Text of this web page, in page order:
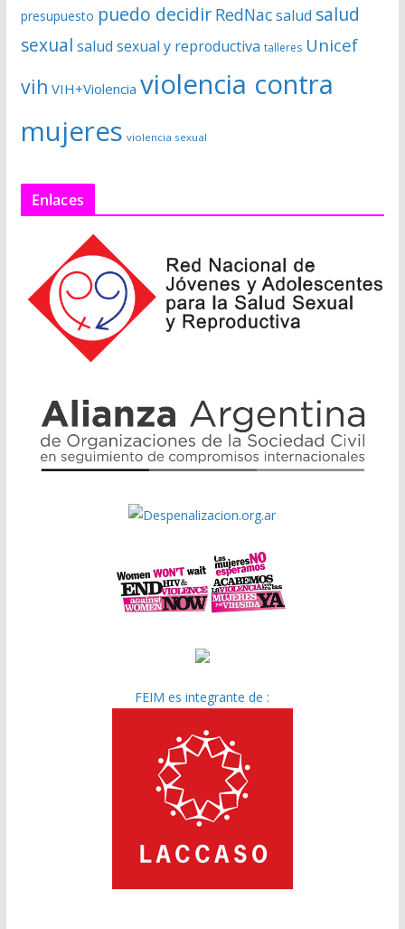
presupuesto puedo decidir RedNacsalud salud
sexual salud sexual y reproductiva talleres Unicef
vih VIH+Violencia violencia contra
mujeres violencia sexual
Enlaces
FEIM es integrante de :